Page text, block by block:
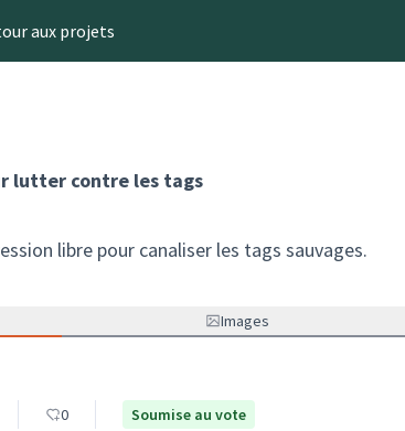
aux projets
lutter contre les tags
libre pour canaliser les tags sauvages.
Images
0 Soumise au vote